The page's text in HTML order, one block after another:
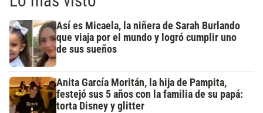
Así es Micaela, la niñera de Sarah Burlando
que viaja por el mundo y logró cumplir uno
de sus sueños
Anita García Moritán, la hija de Pampita,
festejó sus 5 años con la familia de su papá:
torta Disney y glitter